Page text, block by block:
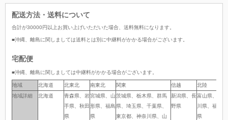
配送方法・送料について
合計が30000円以上お買い上げいただいた場合、 送料無料になります。
■沖縄、離島に関しましては送料とは別に中継料がかかる場合がございます。
宅配便
■沖縄、離島に関しましては中継料がかかる場合がございます。
地域 北海道 北東北 南東北 関東 信越 北陸
地域詳細
北海道
青森県、岩
手県、秋田
県
宮城県、山
形県、福島
県
茨城県、栃木県、群馬
県、埼玉県、千葉県、
東京都、神奈川県、山
新潟県、長
野県
富山県、石
川県、福井
県
地域
地域詳細